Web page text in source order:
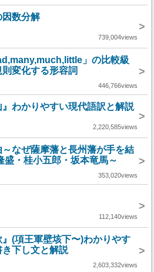
因数分解
>
739,004views
」の比較級
変化する形容詞
>
446,766views
わかりやすい現代語訳と解説
>
2,220,585views
なぜ薩摩藩と長州藩が手を結
盛・桂小五郎・坂本竜馬～
>
353,020views
>
112,140views
(項王軍壁垓下〜)わかりやす
下し文と解説
>
2,603,332views